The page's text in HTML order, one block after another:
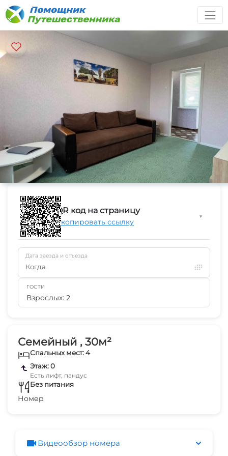
Семейный , 30м²
Спальных мест: 4
Этаж: 0
Есть лифт, пандус
Без питания
Номер
Видеообзор номера
QR код на страницу
Скопировать ссылку
▼
Дата заезда и отъезда
Когда
ГОСТИ
Взрослых: 2